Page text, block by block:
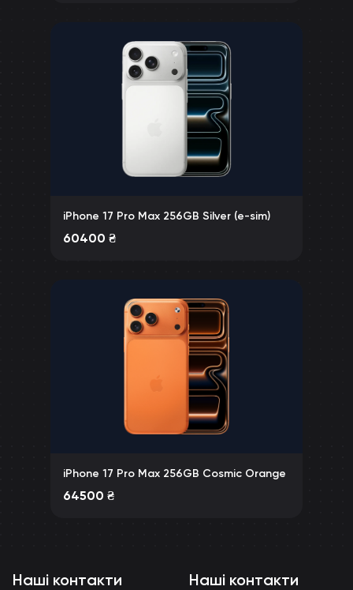
iPhone 17 Pro Max 256GB Silver (e-sim)
60400 ₴
iPhone 17 Pro Max 256GB Cosmic Orange
64500 ₴
Наші контакти Наші контакти